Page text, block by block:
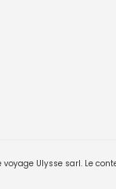
Ulysse sarl. Le